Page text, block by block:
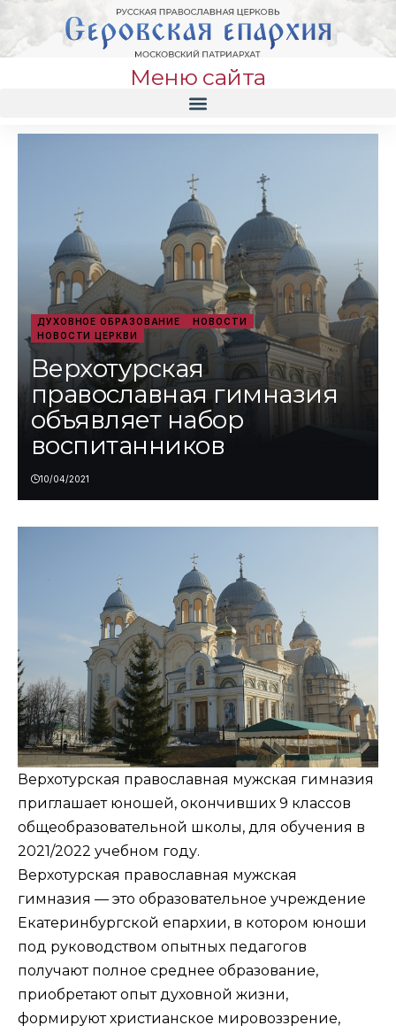
Меню сайта
ДУХОВНОЕ ОБРАЗОВАНИЕ
НОВОСТИ
НОВОСТИ ЦЕРКВИ
Верхотурская
православная гимназия
объявляет набор
воспитанников
10/04/2021
Верхотурская православная мужская гимназия
приглашает юношей, окончивших 9 классов
общеобразовательной школы, для обучения в
2021/2022 учебном году.
Верхотурская православная мужская
гимназия — это образовательное учреждение
Екатеринбургской епархии, в котором юноши
под руководством опытных педагогов
получают полное среднее образование,
приобретают опыт духовной жизни,
формируют христианское мировоззрение,